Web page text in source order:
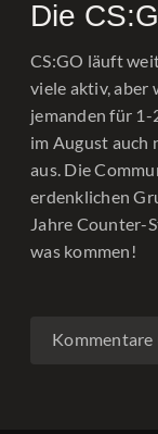
Die
CS:GO läuft
viele aktiv, aber
jemanden für
im August auch
aus. Die
erdenklichen
Jahre Counter-
was kommen!
Kommentare